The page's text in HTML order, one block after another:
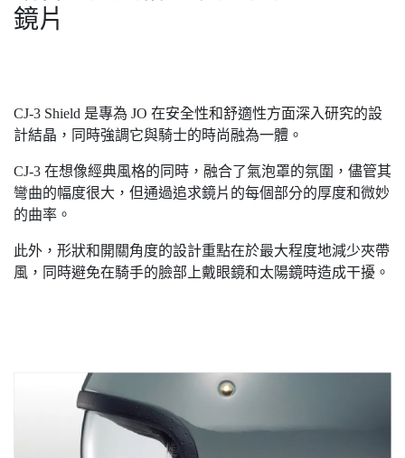
鏡片
CJ-3 Shield 是專為 JO 在安全性和舒適性方面深入研究的設
計結晶，同時強調它與騎士的時尚融為一體。
CJ-3 在想像經典風格的同時，融合了氣泡罩的氛圍，儘管其
彎曲的幅度很大，但通過追求鏡片的每個部分的厚度和微妙
的曲率。
此外，形狀和開關角度的設計重點在於最大程度地減少夾帶
風，同時避免在騎手的臉部上戴眼鏡和太陽鏡時造成干擾。